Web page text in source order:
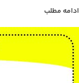
ادامه مطلب